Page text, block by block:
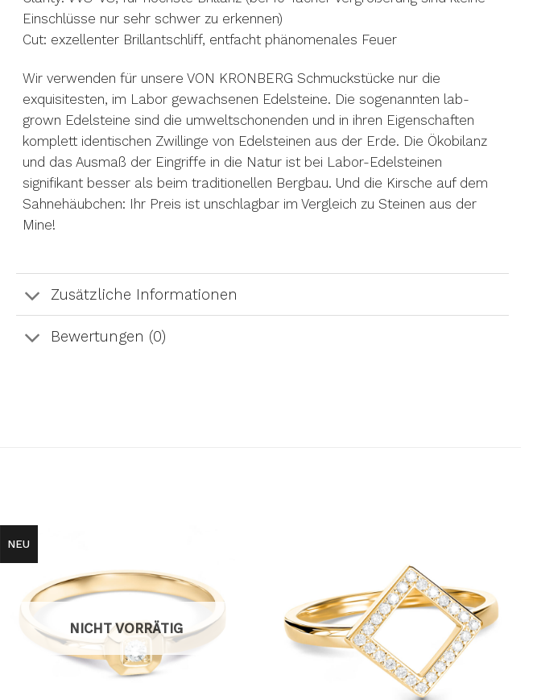
Einschlüsse nur sehr schwer zu erkennen)
Cut: exzellenter Brillantschliff, entfacht phänomenales Feuer
Wir verwenden für unsere VON KRONBERG Schmuckstücke nur die
exquisitesten, im Labor gewachsenen Edelsteine. Die sogenannten lab-
grown Edelsteine sind die umweltschonenden und in ihren Eigenschaften
komplett identischen Zwillinge von Edelsteinen aus der Erde. Die Ökobilanz
und das Ausmaß der Eingriffe in die Natur ist bei Labor-Edelsteinen
signifikant besser als beim traditionellen Bergbau. Und die Kirsche auf dem
Sahnehäubchen: Ihr Preis ist unschlagbar im Vergleich zu Steinen aus der
Mine!
Zusätzliche Informationen
Bewertungen (0)
NEU
NICHT VORRÄTIG